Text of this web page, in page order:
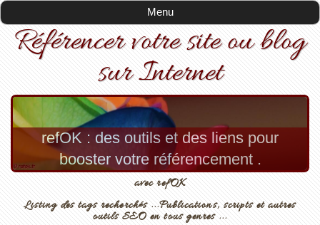
Menu
Référencer votre site ou blog
sur Internet
refOK : des outils et des liens pour
booster votre référencement .
avec refOK
Listing des tags recherchés ...Publications, scripts et autres
outils SEO en tous genres ...